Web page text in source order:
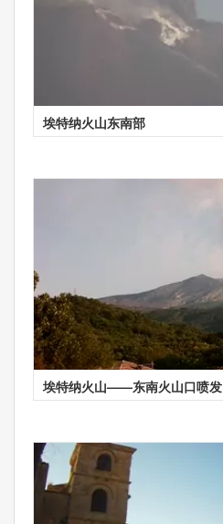
埃特纳火山东南部
埃特纳火山——东南火山口喷发